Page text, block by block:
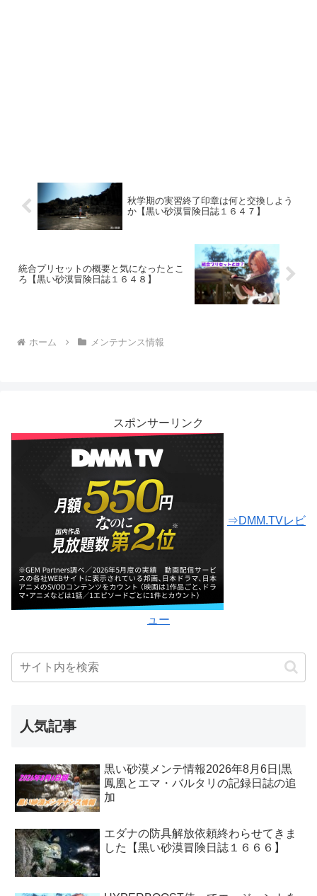
秋学期の実習終了印章は何と交換しよう
か【黒い砂漠冒険日誌１６４７】
統合プリセットの概要と気になったとこ
ろ【黒い砂漠冒険日誌１６４８】
ホーム メンテナンス情報
スポンサーリンク
⇒DMM.TVレビ
ュー
人気記事
黒い砂漠メンテ情報2026年8月6日|黒
鳳凰とエマ・バルタリの記録日誌の追
加
エダナの防具解放依頼終わらせてきま
した【黒い砂漠冒険日誌１６６６】